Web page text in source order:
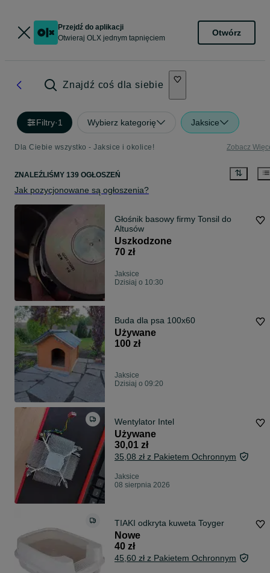
Przejdź do aplikacji
Otwieraj OLX jednym tapnięciem
Otwórz
Znajdź coś dla siebie
Filtry·1 Wybierz kategorię Jaksice
Dla Ciebie wszystko - Jaksice i okolice! Zobacz
ZNALEŹLIŚMY 139 OGŁOSZEŃ
Jak pozycjonowane są ogłoszenia?
Głośnik basowy firmy Tonsil do
Altusów
Uszkodzone
70 zł
Jaksice
Dzisiaj o 10:30
Buda dla psa 100x60
Używane
100 zł
Jaksice
Dzisiaj o 09:20
Wentylator Intel
Używane
30,01 zł
35,08 zł z Pakietem Ochronnym
Jaksice
08 sierpnia 2026
TIAKI odkryta kuweta Toyger
Nowe
40 zł
45,60 zł z Pakietem Ochronnym